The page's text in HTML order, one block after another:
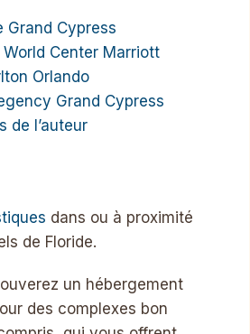
Grand Cypress
World Center Marriott
Orlando
Grand Cypress
de l’auteur
dans ou à proximité
de Floride.
un hébergement
des complexes bon